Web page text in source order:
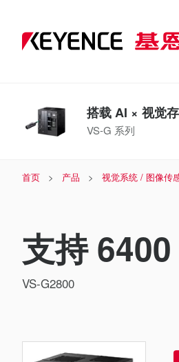
搭载 AI × 视觉
VS-G 系列
首页 产品 视觉系统 / 图像传
支持
VS-G2800